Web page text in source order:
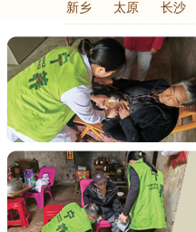
新乡 太原 长沙